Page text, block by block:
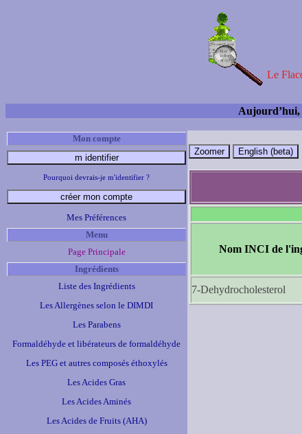
Le
Aujourd’hui,
Mon compte
Pourquoi devrais-je m'identifier ?
Mes Préférences
Menu
Page Principale
Ingrédients
Liste des Ingrédients
Les Allergènes selon le DIMDI
Les Parabens
Formaldéhyde et libérateurs de formaldéhyde
Les PEG et autres composés éthoxylés
Les Acides Gras
Les Acides Aminés
Les Acides de Fruits (AHA)
Nom INCI de
7-Dehydrocholesterol